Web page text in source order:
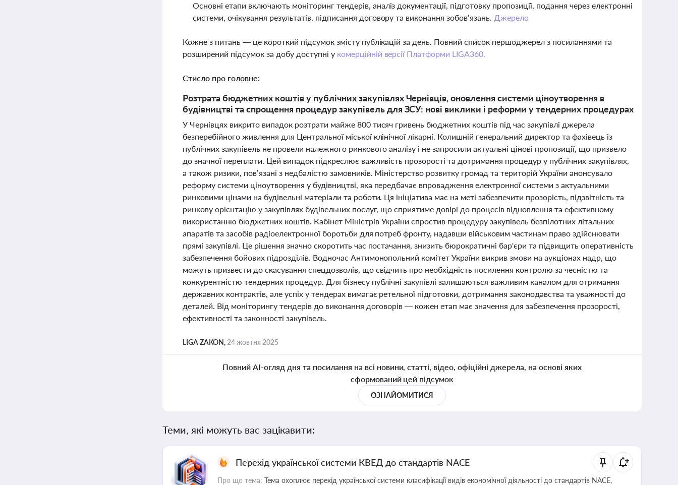
Основні етапи включають моніторинг тендерів, аналіз документації, підготовку пропозиції, подання через електронні
системи, очікування результатів, підписання договору та виконання зобов’язань. Джерело
Кожне з питань — це короткий підсумок змісту публікацій за день. Повний список першоджерел з посиланнями та
розширений підсумок за добу доступні у комерційній версії Платформи LIGA360.
Стисло про головне:
Розтрата бюджетних коштів у публічних закупівлях Чернівців, оновлення системи ціноутворення в
будівництві та спрощення процедур закупівель для ЗСУ: нові виклики і реформи у тендерних процедурах
У Чернівцях викрито випадок розтрати майже 800 тисяч гривень бюджетних коштів під час закупівлі джерела
безперебійного живлення для Центральної міської клінічної лікарні. Колишній генеральний директор та фахівець із
публічних закупівель не провели належного ринкового аналізу і не запросили актуальні цінові пропозиції, що призвело
до значної переплати. Цей випадок підкреслює важливість прозорості та дотримання процедур у публічних закупівлях,
а також ризики, пов’язані з недбалістю замовників. Міністерство розвитку громад та територій України анонсувало
реформу системи ціноутворення у будівництві, яка передбачає впровадження електронної системи з актуальними
ринковими цінами на будівельні матеріали та роботи. Ця ініціатива має на меті забезпечити прозорість, підзвітність та
ринкову орієнтацію у закупівлях будівельних послуг, що сприятиме довірі до процесів відновлення та ефективному
використанню бюджетних коштів. Кабінет Міністрів України спростив процедуру закупівель безпілотних літальних
апаратів та засобів радіоелектронної боротьби для потреб фронту, надавши військовим частинам право здійснювати
прямі закупівлі. Це рішення значно скоротить час постачання, знизить бюрократичні бар'єри та підвищить оперативність
забезпечення бойових підрозділів. Водночас Антимонопольний комітет України викрив змови на аукціонах надр, що
можуть призвести до скасування спецдозволів, що свідчить про необхідність посилення контролю за чесністю та
конкурентністю тендерних процедур. Для бізнесу публічні закупівлі залишаються важливим каналом для отримання
державних контрактів, але успіх у тендерах вимагає ретельної підготовки, дотримання законодавства та уважності до
деталей. Від моніторингу тендерів до виконання договорів — кожен етап має значення для забезпечення прозорості,
ефективності та законності закупівель.
LIGA ZAKON, 24 жовтня 2025
Повний AI-огляд дня та посилання на всі новини, статті, відео, офіційні джерела, на основі яких
сформований цей підсумок
ОЗНАЙОМИТИСЯ
Теми, які можуть вас зацікавити:
Перехід української системи КВЕД до стандартів NACE
Про що тема: Тема охоплює перехід української системи класифікації видів економічної діяльності до стандартів NACE,